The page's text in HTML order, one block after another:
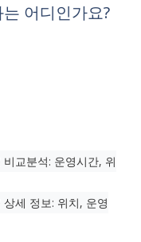
어디인가요?
교분석: 운영시간, 위
세 정보: 위치, 운영